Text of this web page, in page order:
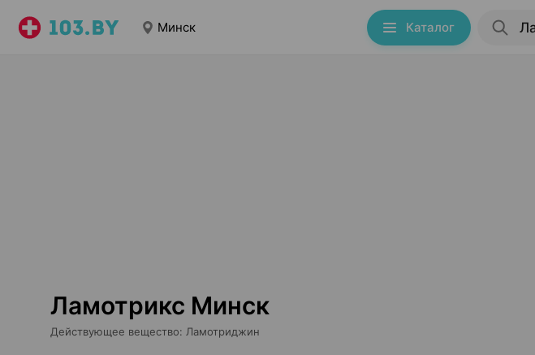
Минск Каталог
Ламотрикс Минск
Действующее вещество: Ламотриджин